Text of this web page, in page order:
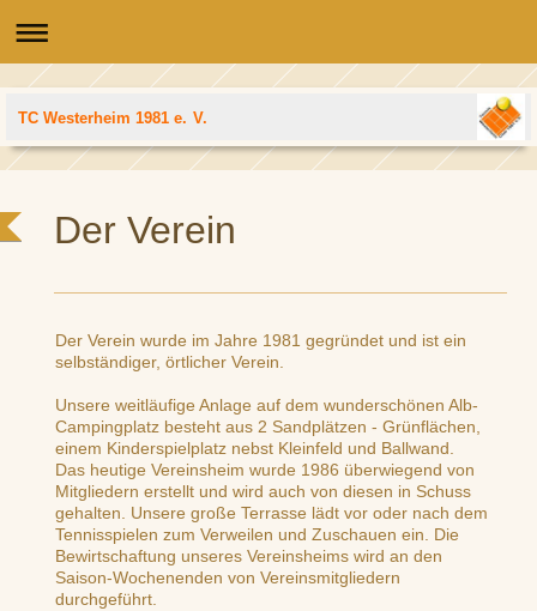
TC Westerheim 1981 e. V.
Der Verein
Der Verein wurde im Jahre 1981 gegründet und ist ein
selbständiger, örtlicher Verein.
Unsere weitläufige Anlage auf dem wunderschönen Alb-
Campingplatz besteht aus 2 Sandplätzen - Grünflächen,
einem Kinderspielplatz nebst Kleinfeld und Ballwand.
Das heutige Vereinsheim wurde 1986 überwiegend von
Mitgliedern erstellt und wird auch von diesen in Schuss
gehalten. Unsere große Terrasse lädt vor oder nach dem
Tennisspielen zum Verweilen und Zuschauen ein. Die
Bewirtschaftung unseres Vereinsheims wird an den
Saison-Wochenenden von Vereinsmitgliedern
durchgeführt.